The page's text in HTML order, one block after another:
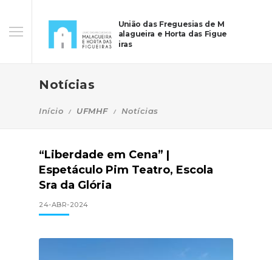
União das Freguesias de M
alagueira e Horta das Figue
iras
Notícias
Início UFMHF Notícias
“Liberdade em Cena” |
Espetáculo Pim Teatro, Escola
Sra da Glória
24-ABR-2024